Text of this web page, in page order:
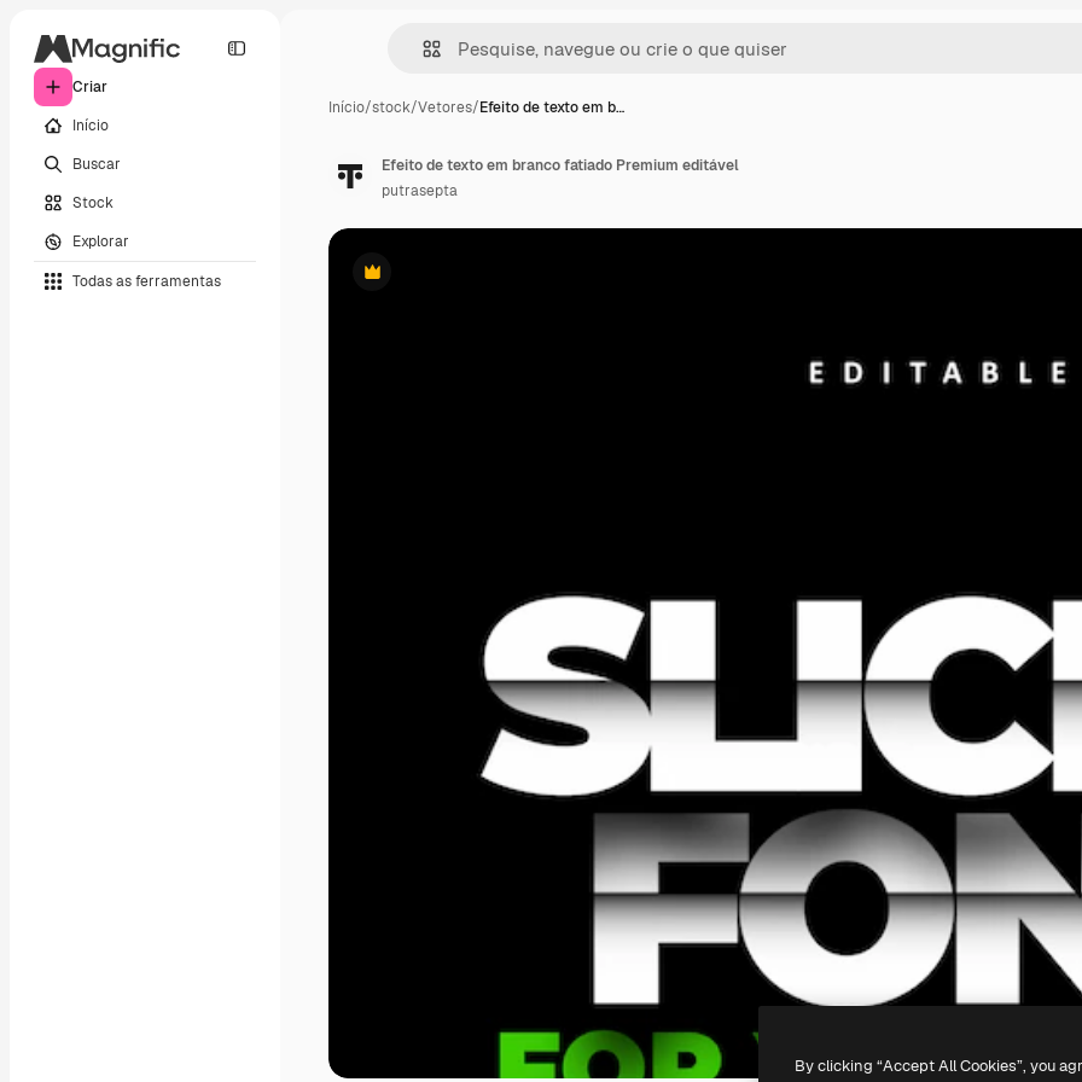
Criar
Início
Buscar
Stock
Explorar
Todas as ferramentas
Início/stock/Vetores/Efeito de texto em b…
Premium
Efeito de texto em branco fatiado Premium editável
putrasepta
By clicking “Accept All Cookies”, you